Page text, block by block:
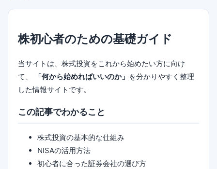
株初心者のための基礎ガイド
当サイトは、株式投資をこれから始めたい方に向け
て、
「何から始めればいいのか」 を分かりやすく整理
した情報サイトです。
この記事でわかること
株式投資の基本的な仕組み
NISAの活用方法
初心者に合った証券会社の選び方